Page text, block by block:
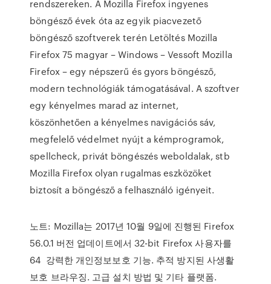
rendszereken. A Mozilla Firefox ingyenes
böngésző évek óta az egyik piacvezető
böngésző szoftverek terén Letöltés Mozilla
Firefox 75 magyar – Windows – Vessoft Mozilla
Firefox – egy népszerű és gyors böngésző,
modern technológiák támogatásával. A szoftver
egy kényelmes marad az internet,
köszönhetően a kényelmes navigációs sáv,
megfelelő védelmet nyújt a kémprogramok,
spellcheck, privát böngészés weboldalak, stb
Mozilla Firefox olyan rugalmas eszközöket
biztosít a böngésző a felhasználó igényeit.
노트: Mozilla는 2017년 10월 9일에 진행된 Firefox
56.0.1 버전 업데이트에서 32-bit Firefox 사용자를
64 강력한 개인정보보호 기능. 추적 방지된 사생활
보호 브라우징. 고급 설치 방법 및 기타 플랫폼.